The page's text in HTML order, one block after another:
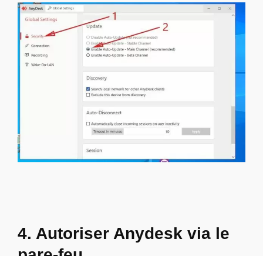
4. Autoriser Anydesk via le